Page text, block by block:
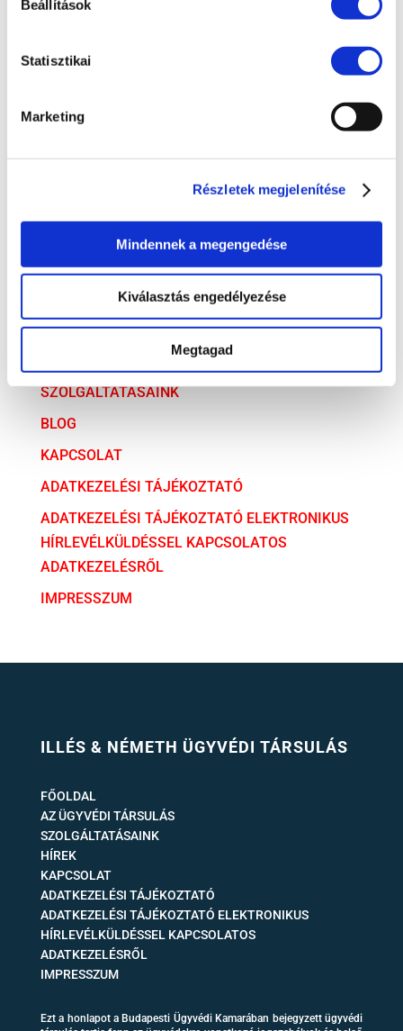
Beállítások
Statisztikai
Marketing
Részletek megjelenítése
Mindennek a megengedése
Kiválasztás engedélyezése
Megtagad
Követeléskezelés
Pénzügyek
Polgári jog
Szellemi tulajdon
Versenyjog
ARCHÍVUM
AZ ÜGYVÉDI TÁRSULÁS
SZOLGÁLTATÁSAINK
BLOG
KAPCSOLAT
ADATKEZELÉSI TÁJÉKOZTATÓ
ADATKEZELÉSI TÁJÉKOZTATÓ ELEKTRONIKUS
HÍRLEVÉLKÜLDÉSSEL KAPCSOLATOS
ADATKEZELÉSRŐL
IMPRESSZUM
ILLÉS & NÉMETH ÜGYVÉDI TÁRSULÁS
FŐOLDAL
AZ ÜGYVÉDI TÁRSULÁS
SZOLGÁLTATÁSAINK
HÍREK
KAPCSOLAT
ADATKEZELÉSI TÁJÉKOZTATÓ
ADATKEZELÉSI TÁJÉKOZTATÓ ELEKTRONIKUS
HÍRLEVÉLKÜLDÉSSEL KAPCSOLATOS
ADATKEZELÉSRŐL
IMPRESSZUM
Ezt a honlapot a Budapesti Ügyvédi Kamarában bejegyzett ügyvédi